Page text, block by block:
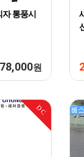
통풍시
원
DC